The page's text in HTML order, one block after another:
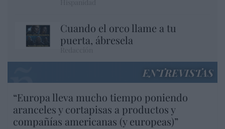
Cuando el orco llame a tu
puerta, ábresela
ENTREVISTAS
“Europa lleva mucho tiempo poniendo
aranceles y cortapisas a productos y
compañías americanas (y europeas)”